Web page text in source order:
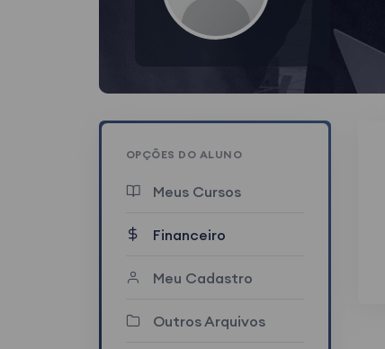
OPÇÕES DO ALUNO
Meus Cursos
Financeiro
Meu Cadastro
Outros Arquivos